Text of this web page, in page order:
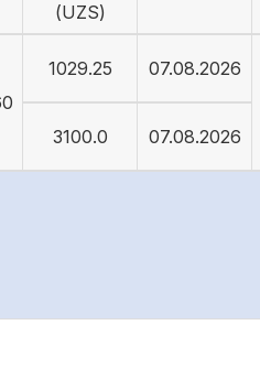
(UZS)
1029.25
07.08.2026
3100.0
07.08.2026